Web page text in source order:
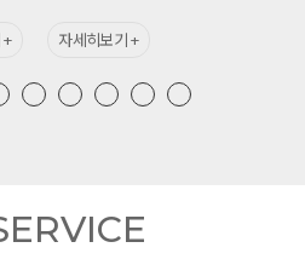
+ 자세히보기 +